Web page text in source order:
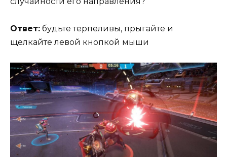
Ответ: будьте терпеливы, прыгайте и
щелкайте левой кнопкой мыши